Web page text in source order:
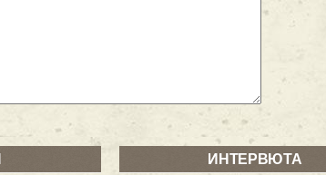
ИНТЕРВЮТА